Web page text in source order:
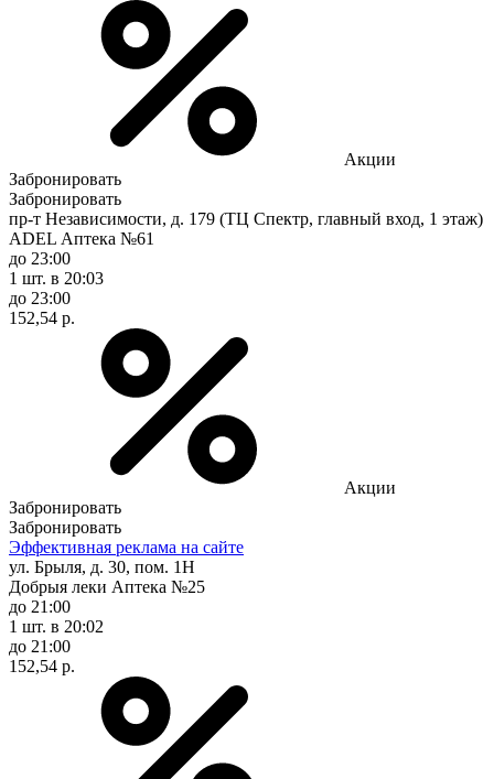
Акции
Забронировать
Забронировать
пр-т Независимости, д. 179 (ТЦ Спектр, главный вход, 1 этаж)
ADEL Аптека №61
до 23:00
1 шт. в 20:03
до 23:00
152,54 р.
Акции
Забронировать
Забронировать
Эффективная реклама на сайте
ул. Брыля, д. 30, пом. 1Н
Добрыя леки Аптека №25
до 21:00
1 шт. в 20:02
до 21:00
152,54 р.